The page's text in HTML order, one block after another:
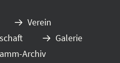
Verein
Galerie
Archiv